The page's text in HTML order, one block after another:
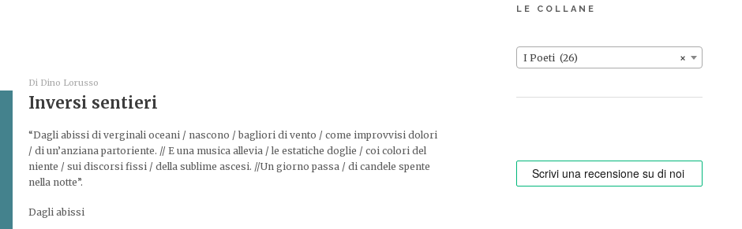
Di Dino Lorusso
Inversi sentieri
“Dagli abissi di verginali oceani / nascono / bagliori di vento / come improvvisi dolori
/ di un’anziana partoriente. // E una musica allevia / le estatiche doglie / coi colori del
niente / sui discorsi fissi / della sublime ascesi. //Un giorno passa / di candele spente
nella notte”.
Dagli abissi
LE COLLANE
×
I Poeti (26)